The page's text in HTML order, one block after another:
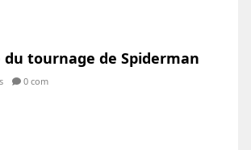
du tournage de Spiderman
0 com